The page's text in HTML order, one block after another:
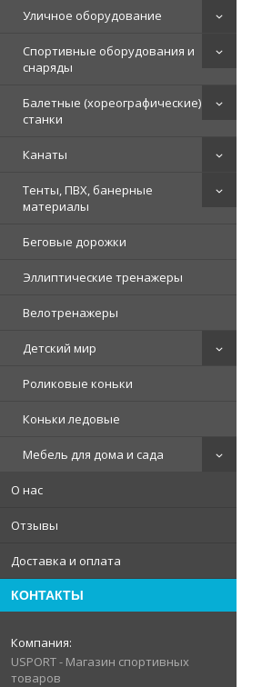
Уличное оборудование
Спортивные оборудования и
снаряды
Балетные (хореографические)
станки
Канаты
Тенты, ПВХ, банерные
материалы
Беговые дорожки
Эллиптические тренажеры
Велотренажеры
Детский мир
Роликовые коньки
Коньки ледовые
Мебель для дома и сада
О нас
Отзывы
Доставка и оплата
КОНТАКТЫ
USPORT - Магазин спортивных
товаров